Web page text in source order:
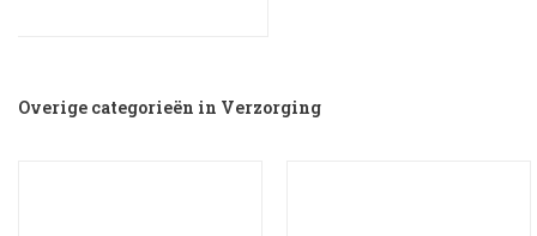
Overige categorieën in Verzorging